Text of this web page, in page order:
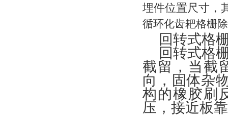
埋件位置尺寸，
循环化齿耙格栅
回转式格
回转式格
截留，当截
向，固体杂
构的橡胶刷
压，接近板